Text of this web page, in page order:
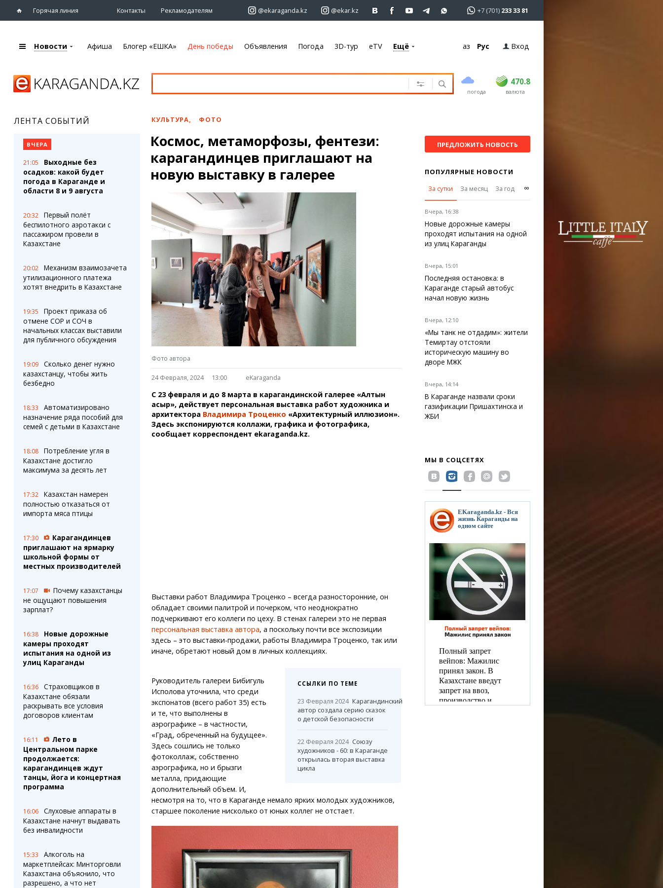
Горячая линия Контакты Рекламодателям @ekaraganda.kz @ekar.kz +7 (701) 233 33 81
Караганды
eTV
Рассылка новостей
Персоны
Интервью
Афиша
Театры
Спорт
Выставки
Цирк и зоопарк
Объявления
Услуги
Электроника
Мебель
Лента блогера
Штрихи
Фотокомиксы
Коллаж недели
Карты
Web-камеры
Пробки
Карта Караганды
Мой участковый
Перекрытие дорог
Погода
Темиртау
Балхаш
Жезказган
Медиа
Фото
Видео
3D-тур
Timelapse
Сервисы
Переводчик
Справочник
Расписание транспорта
Автобусные остановки
Экстренные службы
Каталог компаний
Новости Афиша Блогер «ЕШКА» День победы Объявления Погода 3D-тур eTV Ещё Қаз Рус Вход
погода
470.8
USD 468.5 470.8
EUR валюта
ЛЕНТА СОБЫТИЙ
ВЧЕРА
21:05
Выходные без
осадков: какой будет
погода в Караганде и
области 8 и 9 августа
20:32
Первый полёт
беспилотного аэротакси с
пассажиром провели в
Казахстане
20:02
Механизм взаимозачета
утилизационного платежа
хотят внедрить в Казахстане
19:35
Проект приказа об
отмене СОР и СОЧ в
начальных классах выставили
для публичного обсуждения
19:09
Сколько денег нужно
казахстанцу, чтобы жить
безбедно
18:33
Автоматизировано
назначение ряда пособий для
семей с детьми в Казахстане
18:08
Потребление угля в
Казахстане достигло
максимума за десять лет
17:32
Казахстан намерен
полностью отказаться от
импорта мяса птицы
17:30
Карагандинцев
приглашают на ярмарку
школьной формы от
местных производителей
17:07
Почему казахстанцы
не ощущают повышения
зарплат?
16:38
Новые дорожные
камеры проходят
испытания на одной из
улиц Караганды
16:36
Страховщиков в
Казахстане обязали
раскрывать все условия
договоров клиентам
16:11
Лето в
Центральном парке
продолжается:
карагандинцев ждут
танцы, йога и концертная
программа
16:06
Слуховые аппараты в
Казахстане начнут выдавать
без инвалидности
15:33
Алкоголь на
маркетплейсах: Минторговли
Казахстана объяснило, что
разрешено, а что нет
КУЛЬТУРА, ФОТО
Космос, метаморфозы, фентези:
карагандинцев приглашают на
новую выставку в галерее
Фото автора
24 Февраля, 2024 13:00 eKaraganda
С 23 февраля и до 8 марта в карагандинской галерее «Алтын
ғасыр», действует персональная выставка работ художника и
архитектора Владимира Троценко «Архитектурный иллюзион».
Здесь экспонируются коллажи, графика и фотографика,
сообщает корреспондент ekaraganda.kz.
Выставки работ Владимира Троценко – всегда разносторонние, он
обладает своими палитрой и почерком, что неоднократно
подчеркивают его коллеги по цеху. В стенах галереи это не первая
персональная выставка автора, а поскольку почти все экспозиции
здесь – это выставки-продажи, работы Владимира Троценко, так или
иначе, обретают новый дом в личных коллекциях.
ССЫЛКИ ПО ТЕМЕ
23 Февраля 2024 Карагандинский
автор создала серию сказок
о детской безопасности
22 Февраля 2024 Союзу
художников - 60: в Караганде
открылась вторая выставка
цикла
Руководитель галереи Бибигуль
Исполова уточнила, что среди
экспонатов (всего работ 35) есть
и те, что выполнены в
аэрографике – в частности,
«Град, обреченный на будущее».
Здесь сошлись не только
фотоколлаж, собственно
аэрографика, но и брызги
металла, придающие
дополнительный объем. И,
несмотря на то, что в Караганде немало ярких молодых художников,
старшее поколение нисколько от юных коллег не отстает.
ПРЕДЛОЖИТЬ НОВОСТЬ
ПОПУЛЯРНЫЕ НОВОСТИ
За сутки
За месяц За год ∞
Вчера, 16:38
Новые дорожные камеры
проходят испытания на одной
из улиц Караганды
Вчера, 15:01
Последняя остановка: в
Караганде старый автобус
начал новую жизнь
Вчера, 12:10
«Мы танк не отдадим»: жители
Темиртау отстояли
историческую машину во
дворе МЖК
Вчера, 14:14
В Караганде назвали сроки
газификации Пришахтинска и
ЖБИ
МЫ В СОЦСЕТЯХ
EKaraganda.kz - Вся
жизнь Караганды на
одном сайте